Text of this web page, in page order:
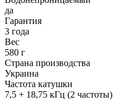
да
Гарантия
3 года
Вес
580 г
Страна производства
Украина
Частота катушки
7,5 + 18,75 кГц (2 частоты)